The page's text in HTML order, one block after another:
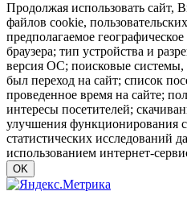
Продолжая использовать сайт,
файлов cookie,
предполагаемое
браузера; тип устройства и
версия ОС; поисковые
был переход на сайт; список
проведенное время на сайте;
интересы посетителей;
улучшения функционирования
статистических исследований
использованием интернет-
OK